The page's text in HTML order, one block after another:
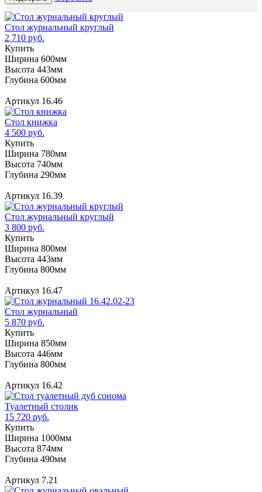
Стол журнальный круглый
2 710 руб.
Купить
Ширина 600мм
Высота 443мм
Глубина 600мм
Артикул 16.46
Стол книжка
4 500 руб.
Купить
Ширина 780мм
Высота 740мм
Глубина 290мм
Артикул 16.39
Стол журнальный круглый
3 800 руб.
Купить
Ширина 800мм
Высота 443мм
Глубина 800мм
Артикул 16.47
Стол журнальный
5 870 руб.
Купить
Ширина 850мм
Высота 446мм
Глубина 800мм
Артикул 16.42
Туалетный столик
15 720 руб.
Купить
Ширина 1000мм
Высота 874мм
Глубина 490мм
Артикул 7.21